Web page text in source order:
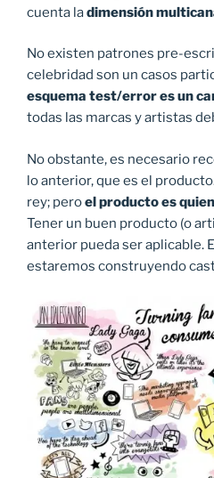
cuenta ladimensión
No existen patrones pre-
celebridad son un casos
esquema test/error es un
todas las marcas y artistas
No obstante, es necesario
lo anterior, que es el
rey; peroel producto es
Tener un buen producto (o
anterior pueda ser aplicable.
estaremos construyendo